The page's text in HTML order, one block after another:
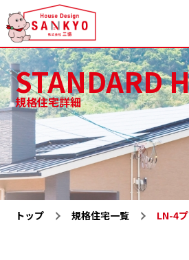
香
の
新
築
注
文
住
宅
な
ハ
三協のこだわり 家
ブログ お
お客様の声
施工お気に入り
LaxsⅡ 高性
STANDARD
規格住宅詳細
トップ 規格住宅一覧 LN-4